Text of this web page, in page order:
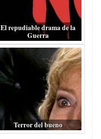
El repudiable drama de la
Guerra
Terror del bueno